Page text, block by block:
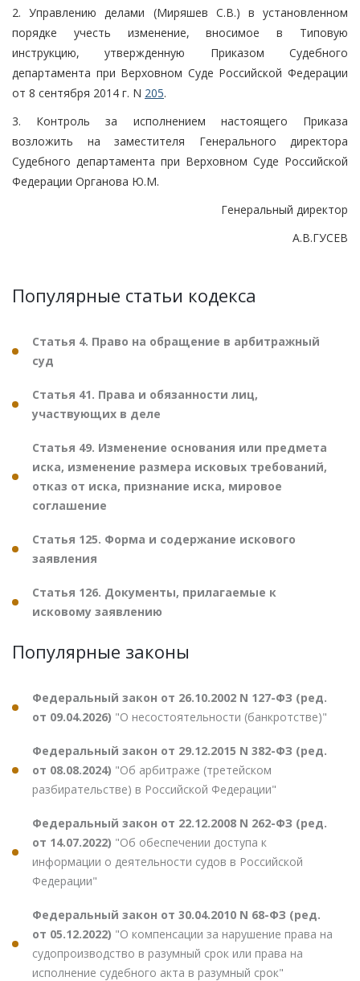
2. Управлению делами (Миряшев С.В.) в установленном
порядке учесть изменение, вносимое в Типовую
инструкцию, утвержденную Приказом Судебного
департамента при Верховном Суде Российской Федерации
от 8 сентября 2014 г. N 205.
3. Контроль за исполнением настоящего Приказа
возложить на заместителя Генерального директора
Судебного департамента при Верховном Суде Российской
Федерации Органова Ю.М.
Генеральный директор
А.В.ГУСЕВ
Популярные статьи кодекса
Статья 4. Право на обращение в арбитражный
суд
Статья 41. Права и обязанности лиц,
участвующих в деле
Статья 49. Изменение основания или предмета
иска, изменение размера исковых требований,
отказ от иска, признание иска, мировое
соглашение
Статья 125. Форма и содержание искового
заявления
Статья 126. Документы, прилагаемые к
исковому заявлению
Популярные законы
Федеральный закон от 26.10.2002 N 127-ФЗ (ред.
от 09.04.2026) "О несостоятельности (банкротстве)"
Федеральный закон от 29.12.2015 N 382-ФЗ (ред.
от 08.08.2024) "Об арбитраже (третейском
разбирательстве) в Российской Федерации"
Федеральный закон от 22.12.2008 N 262-ФЗ (ред.
от 14.07.2022) "Об обеспечении доступа к
информации о деятельности судов в Российской
Федерации"
Федеральный закон от 30.04.2010 N 68-ФЗ (ред.
от 05.12.2022) "О компенсации за нарушение права на
судопроизводство в разумный срок или права на
исполнение судебного акта в разумный срок"